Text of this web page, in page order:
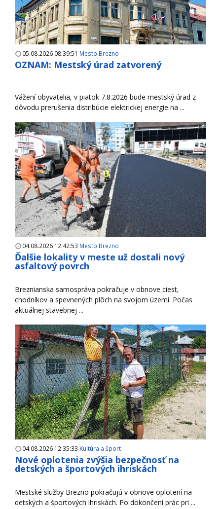
05.08.2026 08:39:51 Mesto Brezno
OZNAM: Mestský úrad zatvorený
Vážení obyvatelia, v piatok 7.8.2026 bude mestský úrad z
dôvodu prerušenia distribúcie elektrickej energie na ...
04.08.2026 12:42:53 Mesto Brezno
Ďalšie lokality v meste už dostali nový
asfaltový povrch
Breznianska samospráva pokračuje v obnove ciest,
chodníkov a spevnených plôch na svojom území. Počas
aktuálnej stavebnej ...
04.08.2026 12:35:33 Kultúra a šport
Nové oplotenia zvýšia bezpečnosť na
detských a športových ihriskách
Mestské služby Brezno pokračujú v obnove oplotení na
detských a športových ihriskách. Po dokončení prác pri ...